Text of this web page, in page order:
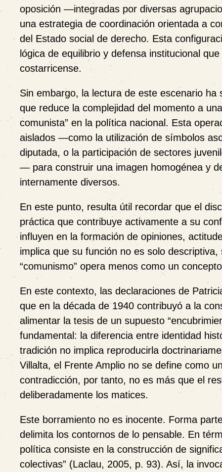
oposición —integradas por diversas
una estrategia de coordinación orientada a
del Estado social de derecho. Esta
lógica de equilibrio y defensa institucional
costarricense.
Sin embargo, la lectura de este escenario
que reduce la complejidad del momento a
comunista” en la política nacional. Esta
aislados —como la utilización de símbolos
diputada, o la participación de sectores
— para construir una imagen homogénea y
internamente diversos.
En este punto, resulta útil recordar que el
práctica que contribuye activamente a su
influyen en la formación de opiniones,
implica que su función no es solo
“comunismo” opera menos como un
En este contexto, las declaraciones de
que en la década de 1940 contribuyó a la
alimentar la tesis de un supuesto
fundamental: la diferencia entre identidad
tradición no implica reproducirla
Villalta, el Frente Amplio no se define como
contradicción, por tanto, no es más que el
deliberadamente los matices.
Este borramiento no es inocente. Forma
delimita los contornos de lo pensable. En
política consiste en la construcción de
colectivas” (Laclau, 2005, p. 93). Así, la